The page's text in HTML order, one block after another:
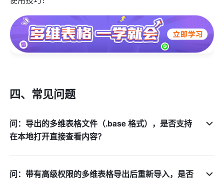
四、常见问题
问：导出的多维表格文件（.base 格式），是否支持
在本地打开直接查看内容？
问：带有高级权限的多维表格导出后重新导入，是否